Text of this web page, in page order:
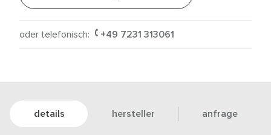
oder telefonisch: +49 7231 313061
details hersteller anfrage